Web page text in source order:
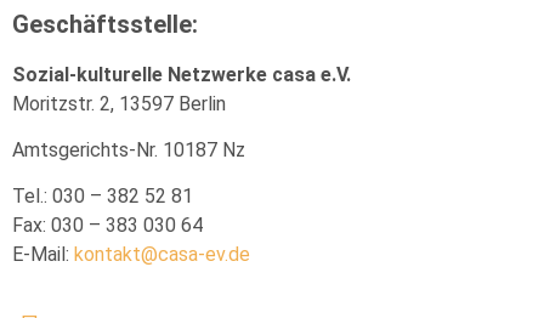
Geschäftsstelle:
Sozial-kulturelle Netzwerke casa e.V.
Moritzstr. 2, 13597 Berlin
Amtsgerichts-Nr. 10187 Nz
Tel.: 030 – 382 52 81
Fax: 030 – 383 030 64
E-Mail: kontakt@casa-ev.de